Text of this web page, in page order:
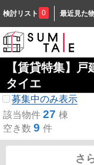
検討リスト 0 最近見た
【賃貸特集】
タイエ
募集中のみ表示
該当物件 27 棟
空き数 9 件
さ